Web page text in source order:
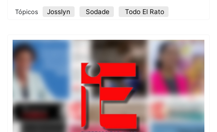
Tópicos Josslyn Sodade Todo El Rato